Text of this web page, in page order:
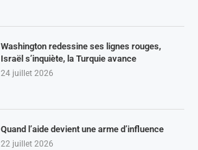
Washington redessine ses lignes rouges,
Israël s’inquiète, la Turquie avance
24 juillet 2026
Quand l’aide devient une arme d’influence
22 juillet 2026